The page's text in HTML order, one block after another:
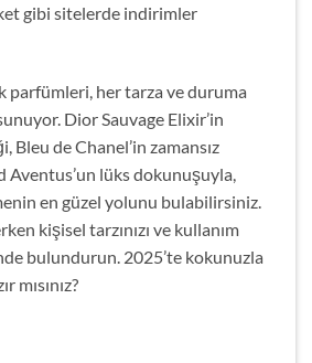
gibi sitelerde indirimler
parfümleri, her tarza ve duruma
Dior Sauvage Elixir’in
Bleu de Chanel’in zamansız
Aventus’un lüks dokunuşuyla,
en güzel yolunu bulabilirsiniz.
kişisel tarzınızı ve kullanım
bulundurun. 2025’te kokunuzla
mısınız?